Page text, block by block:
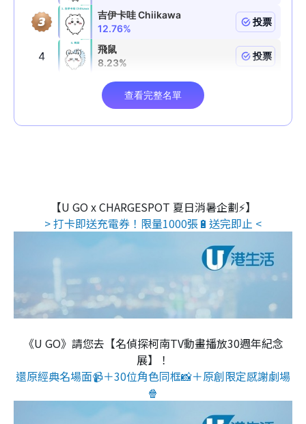
【U GO x CHARGESPOT 夏日消暑企劃⚡】
> 打卡即送充電券！限量1000張🔋送完即止 <
《U GO》請您去【名偵探柯南TV動畫播放30週年紀念
展】！
還原經典名場面📹＋30位角色同框📸＋原創限定感謝劇場
🍿